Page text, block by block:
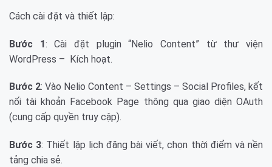
Cách cài đặt và thiết lập:
Bước 1: Cài đặt plugin “Nelio Content” từ thư viện
WordPress – Kích hoạt.
Bước 2: Vào Nelio Content – Settings – Social Profiles, kết
nối tài khoản Facebook Page thông qua giao diện OAuth
(cung cấp quyền truy cập).
Bước 3: Thiết lập lịch đăng bài viết, chọn thời điểm và nền
tảng chia sẻ.